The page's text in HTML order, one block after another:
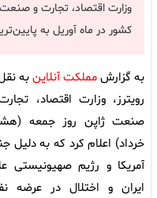
وزارت اقتصاد، تجارت و
کشور در ماه آوریل به پایین‌ترین حد از سال
به گزارشمملکت آنلاینبه
رویترز، وزارت اقتصاد،
صنعت ژاپن روز جمعه
خرداد) اعلام کرد که به دلیل
آمریکا و رژیم صهیونیستی
ایران و اختلال در عرضه